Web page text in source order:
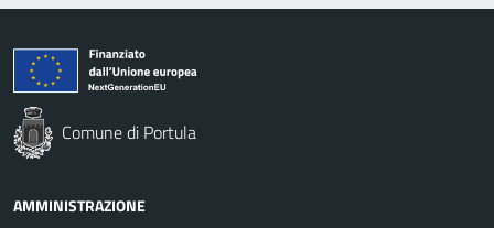
Comune di Portula
AMMINISTRAZIONE